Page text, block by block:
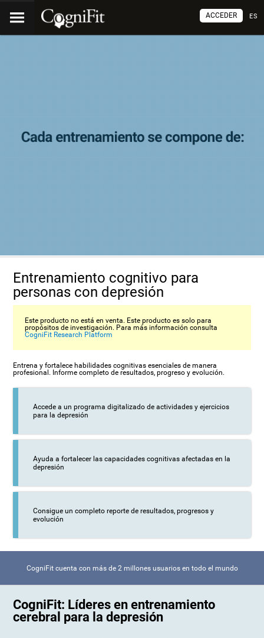
ES
ACCEDER
Entrenamiento cognitivo para
personas con depresión
Este producto no está en venta. Este producto es solo para
propósitos de investigación. Para más información consulta
CogniFit Research Platform
Entrena y fortalece habilidades cognitivas esenciales de manera
profesional. Informe completo de resultados, progreso y evolución.
Accede a un programa digitalizado de actividades y ejercicios
para la depresión
Ayuda a fortalecer las capacidades cognitivas afectadas en la
depresión
Consigue un completo reporte de resultados, progresos y
evolución
CogniFit cuenta con más de 2 millones usuarios en todo el mundo
CogniFit: Líderes en entrenamiento
cerebral para la depresión